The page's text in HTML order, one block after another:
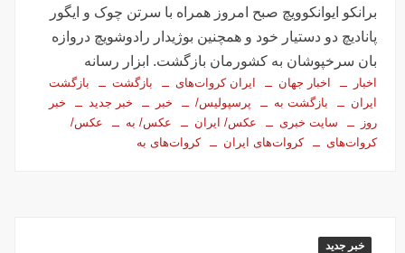
برانکو ایوانکوویچ صبح امروز همراه با سرتن چوک و ایگور
پانادیچ دو دستیار خود و همچنین بوژیدار رادوشویچ دروازه
بان سرخپوشان به کشورمان بازگشت. ابزار رسانه
اخبار اخبار جهان ایران کروات‌های بازگشت
بازگشت
ایران
بازگشت به پرسپولیس/ خبر خبر جدید
خبر
روز
سایت خبری عکس/ ایران عکس/ به
عکس/
کروات‌های
کروات‌های ایران کروات‌های به
خبر جدید